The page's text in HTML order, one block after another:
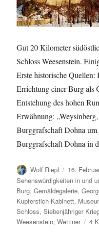
Gut 20 Kilometer
Schloss Weesenstein.
Erste historische
Errichtung einer Burg als
Entstehung des hohen
Erwähnung:
Burggrafschaft Dohna
Burggrafschaft Dohna
Autor
Wolf Riepl
am
16.
Sehenswürdigkeiten in und
Burg,Gemäldegalerie,
Kupferstich-Kabinett,
Schloss,Siebenjähriger
Weesenstein,Wettiner 4